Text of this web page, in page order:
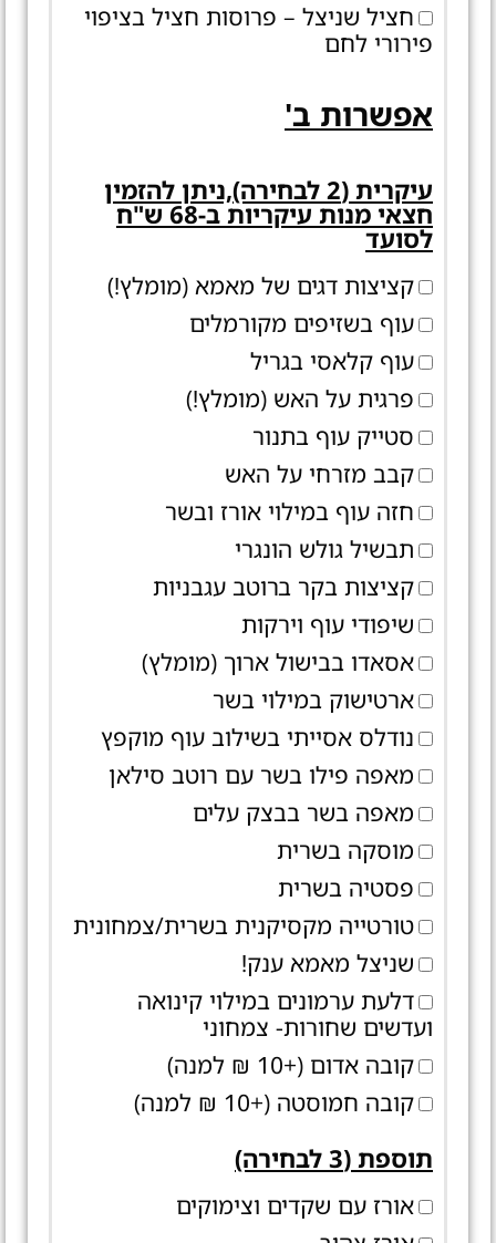
חציל שניצל – פרוסות חציל בציפוי
פירורי לחם
אפשרות ב'
עיקרית (2 לבחירה),ניתן להזמין
חצאי מנות עיקריות ב-68 ש"ח
לסועד
קציצות דגים של מאמא (מומלץ!)
עוף בשזיפים מקורמלים
עוף קלאסי בגריל
פרגית על האש (מומלץ!)
סטייק עוף בתנור
קבב מזרחי על האש
חזה עוף במילוי אורז ובשר
תבשיל גולש הונגרי
קציצות בקר ברוטב עגבניות
שיפודי עוף וירקות
אסאדו בבישול ארוך (מומלץ)
ארטישוק במילוי בשר
נודלס אסייתי בשילוב עוף מוקפץ
מאפה פילו בשר עם רוטב סילאן
מאפה בשר בבצק עלים
מוסקה בשרית
פסטיה בשרית
טורטייה מקסיקנית בשרית/צמחונית
שניצל מאמא ענק!
דלעת ערמונים במילוי קינואה
ועדשים שחורות- צמחוני
קובה אדום (+10 ₪ למנה)
קובה חמוסטה (+10 ₪ למנה)
תוספת (3 לבחירה)
אורז עם שקדים וצימוקים